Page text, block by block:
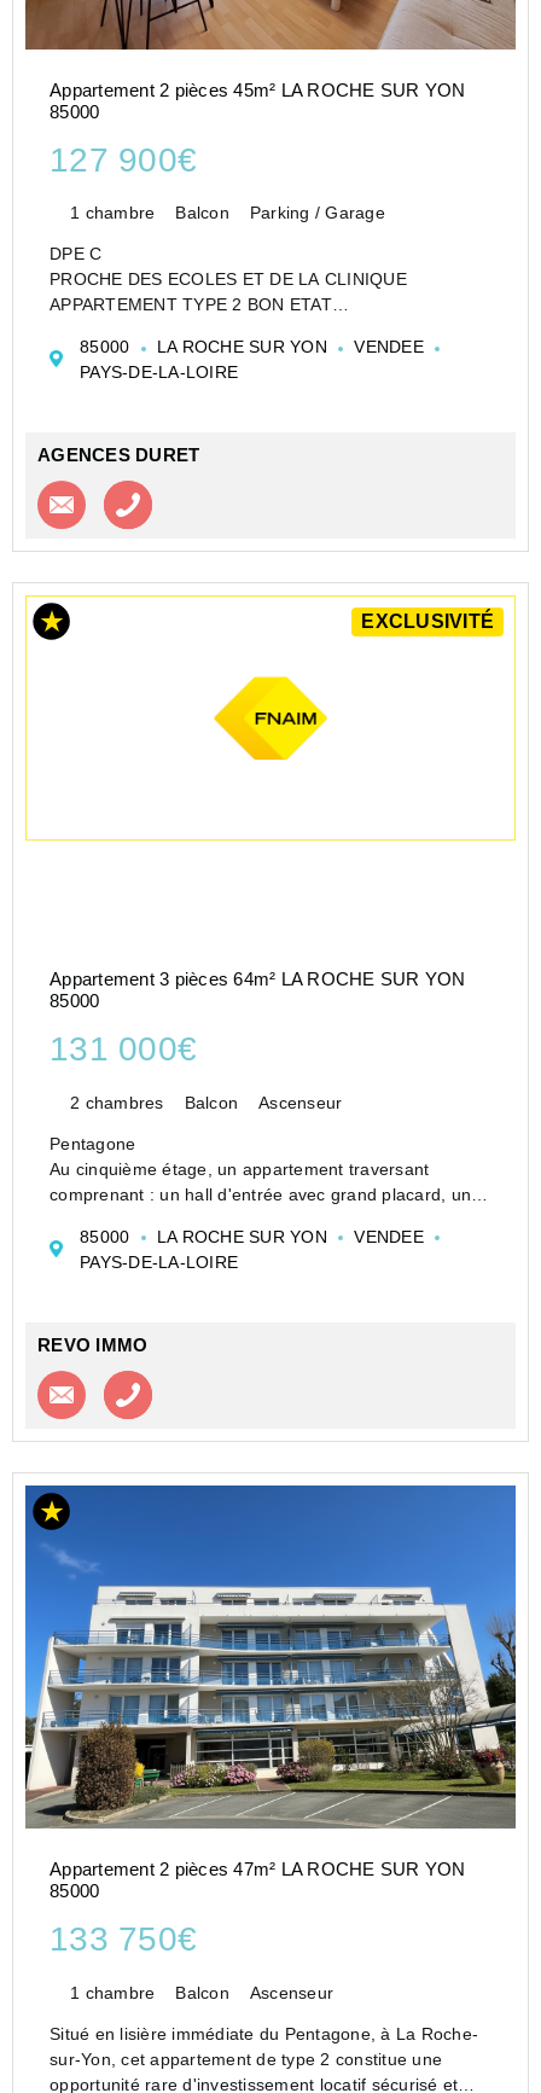
Appartement 2 pièces 45m² LA ROCHE SUR YON
85000
127 900€
1 chambre Balcon Parking / Garage
DPE C
PROCHE DES ECOLES ET DE LA CLINIQUE
APPARTEMENT TYPE 2 BON ETAT
type 2 dans une résidence bien située proche des
écoles et de l'hôpital.
85000 LA ROCHE SUR YON
VENDEE
PAYS-DE-LA-LOIRE
AGENCES DURET
Contacter l'agence
EXCLUSIVITÉ
Appartement 3 pièces 64m² LA ROCHE SUR YON
85000
131 000€
2 chambres Balcon Ascenseur
Pentagone
Au cinquième étage, un appartement traversant
comprenant : un hall d'entrée avec grand placard, un
banne électrique et ouvert sur un salon avec large
porte coulissante pouvant servir de chamb...
85000 LA ROCHE SUR YON
VENDEE
PAYS-DE-LA-LOIRE
REVO IMMO
Contacter l'agence
Appartement 2 pièces 47m² LA ROCHE SUR YON
85000
133 750€
1 chambre Balcon Ascenseur
Situé en lisière immédiate du Pentagone, à La Roche-
sur-Yon, cet appartement de type 2 constitue une
opportunité rare d'investissement locatif sécurisé et